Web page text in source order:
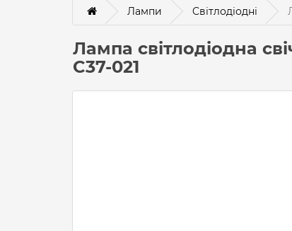
Лампи Cвітлодіодні
Лампа світлодіодна
C37-021